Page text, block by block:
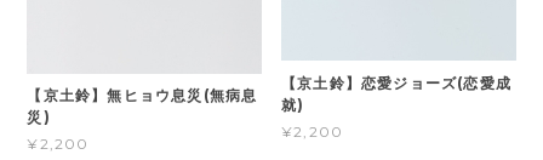
【京土鈴】無ヒョウ息災(無病息
災)
¥2,200
【京土鈴】恋愛ジョーズ(恋愛成
就)
¥2,200